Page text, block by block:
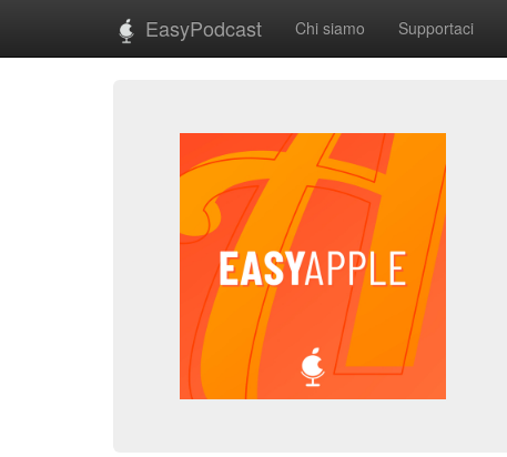
EasyPodcast Chi siamo Supportaci